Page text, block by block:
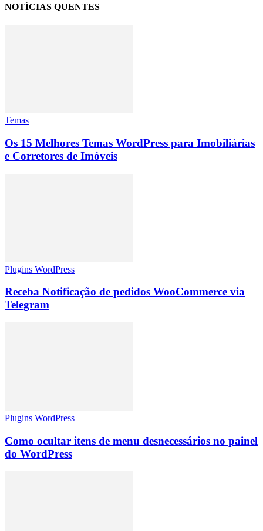
NOTÍCIAS QUENTES
Temas
Os 15 Melhores Temas WordPress para Imobiliárias
e Corretores de Imóveis
Plugins WordPress
Receba Notificação de pedidos WooCommerce via
Telegram
Plugins WordPress
Como ocultar itens de menu desnecessários no painel
do WordPress